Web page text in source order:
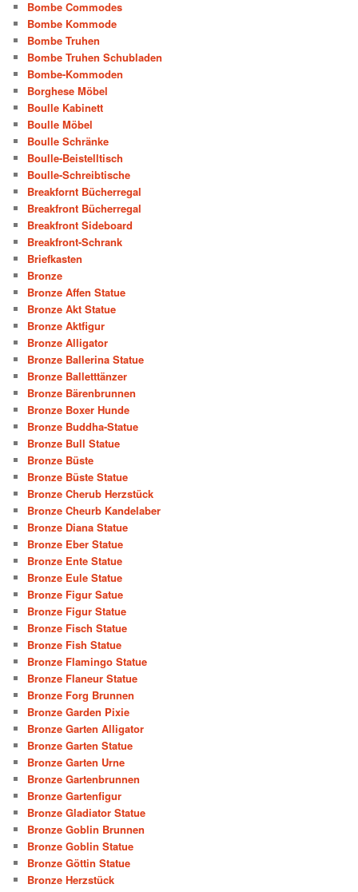
Bombe Commodes
Bombe Kommode
Bombe Truhen
Bombe Truhen Schubladen
Bombe-Kommoden
Borghese Möbel
Boulle Kabinett
Boulle Möbel
Boulle Schränke
Boulle-Beistelltisch
Boulle-Schreibtische
Breakfornt Bücherregal
Breakfront Bücherregal
Breakfront Sideboard
Breakfront-Schrank
Briefkasten
Bronze
Bronze Affen Statue
Bronze Akt Statue
Bronze Aktfigur
Bronze Alligator
Bronze Ballerina Statue
Bronze Balletttänzer
Bronze Bärenbrunnen
Bronze Boxer Hunde
Bronze Buddha-Statue
Bronze Bull Statue
Bronze Büste
Bronze Büste Statue
Bronze Cherub Herzstück
Bronze Cheurb Kandelaber
Bronze Diana Statue
Bronze Eber Statue
Bronze Ente Statue
Bronze Eule Statue
Bronze Figur Satue
Bronze Figur Statue
Bronze Fisch Statue
Bronze Fish Statue
Bronze Flamingo Statue
Bronze Flaneur Statue
Bronze Forg Brunnen
Bronze Garden Pixie
Bronze Garten Alligator
Bronze Garten Statue
Bronze Garten Urne
Bronze Gartenbrunnen
Bronze Gartenfigur
Bronze Gladiator Statue
Bronze Goblin Brunnen
Bronze Goblin Statue
Bronze Göttin Statue
Bronze Herzstück